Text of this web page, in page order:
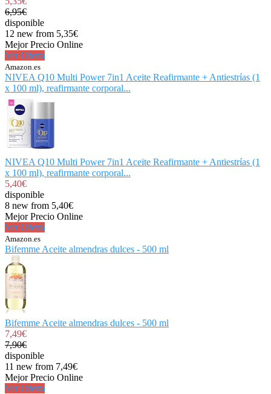
6,95€
disponible
12 new from 5,35€
Mejor Precio Online
Ver Oferta
Amazon.es
NIVEA Q10 Multi Power 7in1 Aceite Reafirmante + Antiestrías (1
x 100 ml), reafirmante corporal...
NIVEA Q10 Multi Power 7in1 Aceite Reafirmante + Antiestrías (1
x 100 ml), reafirmante corporal...
5,40€
disponible
8 new from 5,40€
Mejor Precio Online
Ver Oferta
Amazon.es
Bifemme Aceite almendras dulces - 500 ml
Bifemme Aceite almendras dulces - 500 ml
7,49€
7,90€
disponible
11 new from 7,49€
Mejor Precio Online
Ver Oferta